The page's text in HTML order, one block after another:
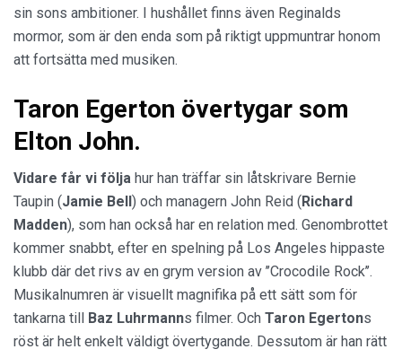
sin sons ambitioner. I hushållet finns även Reginalds
mormor, som är den enda som på riktigt uppmuntrar honom
att fortsätta med musiken.
Taron Egerton övertygar som
Elton John.
Vidare får vi följa hur han träffar sin låtskrivare Bernie
Taupin (Jamie Bell ) och managern John Reid ( Richard
Madden), som han också har en relation med. Genombrottet
kommer snabbt, efter en spelning på Los Angeles hippaste
klubb där det rivs av en grym version av ’’Crocodile Rock’’.
Musikalnumren är visuellt magnifika på ett sätt som för
tankarna till
Baz Luhrmanns filmer. Och Taron Egertons
röst är helt enkelt väldigt övertygande. Dessutom är han rätt